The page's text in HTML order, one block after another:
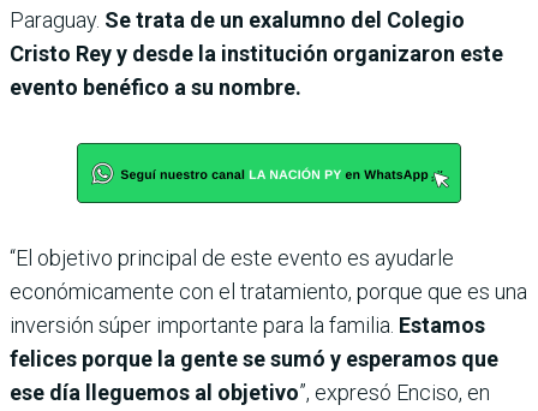
Paraguay. Se trata de un exalumno del Colegio
Cristo Rey y desde la institución organizaron este
evento benéfico a su nombre.
“El objetivo principal de este evento es ayudarle
económicamente con el tratamiento, porque que es una
inversión súper importante para la familia. Estamos
felices porque la gente se sumó y esperamos que
ese día lleguemos al objetivo”, expresó Enciso, en